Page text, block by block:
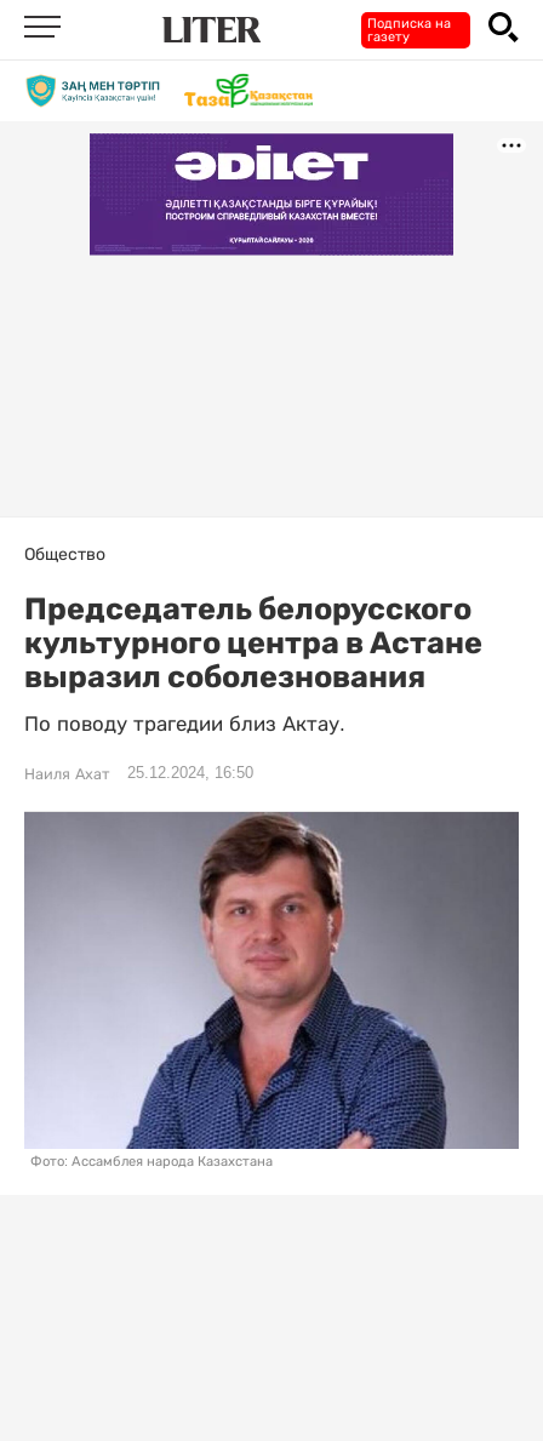
Подписка на
газету
Общество
Председатель белорусского
культурного центра в Астане
выразил соболезнования
По поводу трагедии близ Актау.
Наиля Ахат 25.12.2024, 16:50
Фото: Ассамблея народа Казахстана